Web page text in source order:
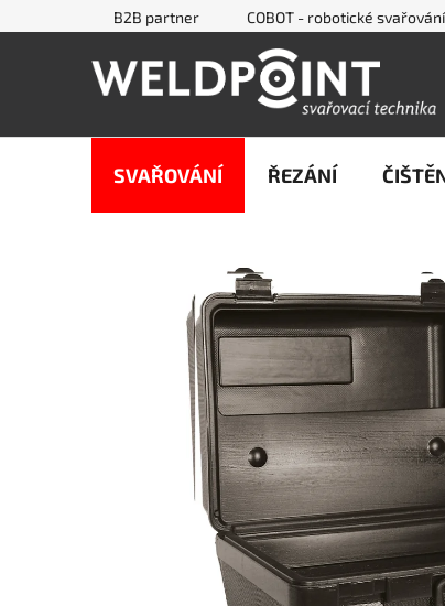
na
B2B partner COBOT - robotické svařování
SVAŘOVÁNÍ ŘEZÁNÍ